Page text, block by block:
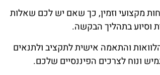
מקצועי וזמין, כך שאם יש לכם שאלות
וסיוע בתהליך הבקשה.
והתאמה אישית לתקציב ולתנאים
ונוח לצרכים הפיננסיים שלכם.